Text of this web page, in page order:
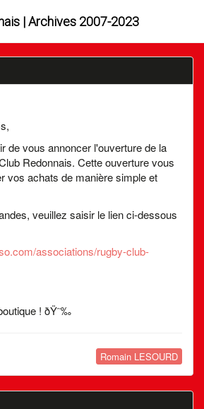
| Archives 2007-2023
de vous annoncer l'ouverture de la
Redonnais. Cette ouverture vous
vos achats de manière simple et
veuillez saisir le lien ci-dessous
associations/rugby-club-
! ðŸ˜‰
Romain LESOURD